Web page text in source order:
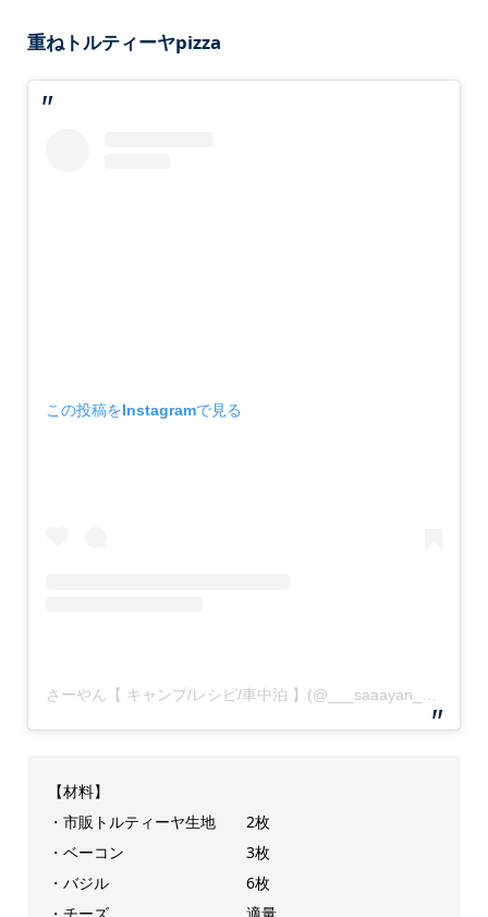
重ねトルティーヤpizza
この投稿をInstagramで見る
さーやん【 キャンプ/レシピ/車中泊 】(@___saaayan___)がシェアした投稿
【材料】
・市販トルティーヤ生地 2枚
・ベーコン 3枚
・バジル 6枚